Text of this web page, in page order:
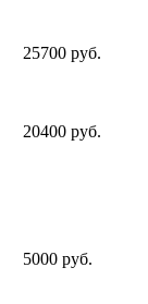
25700 руб.
20400 руб.
5000 руб.